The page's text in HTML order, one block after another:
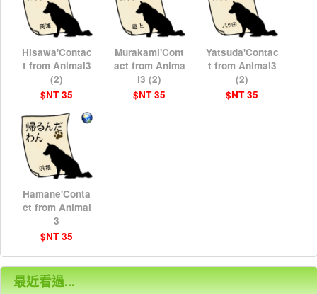
Hisawa'Contac
t from Animal3
(2)
$NT 35
Murakami'Cont
act from Anima
l3 (2)
$NT 35
Yatsuda'Contac
t from Animal3
(2)
$NT 35
Hamane'Conta
ct from Animal
3
$NT 35
最近看過...